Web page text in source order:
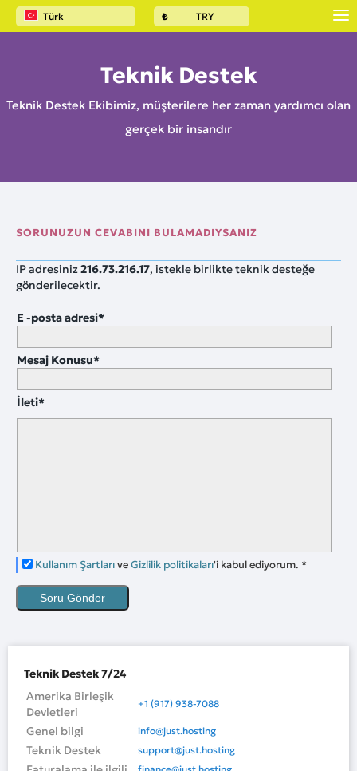
Türk ₺ TRY
Teknik Destek
Teknik Destek Ekibimiz, müşterilere her zaman yardımcı olan
gerçek bir insandır
SORUNUZUN CEVABINI BULAMADIYSANIZ
IP adresiniz216.73.216.17, istekle birlikte teknik desteğe
gönderilecektir.
E -posta adresi*
Mesaj Konusu*
İleti*
Kullanım ŞartlarıveGizlilik politikaları'i kabul ediyorum. *
Soru Gönder
Teknik Destek 7/24
Amerika Birleşik
Devletleri
+1 (917) 938-7088
Genel bilgi info@just.hosting
Teknik Destek support@just.hosting